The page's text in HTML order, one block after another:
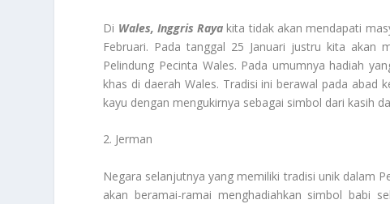
Di Wales, Inggris Raya kita tidak akan mendapati
Februari. Pada tanggal 25 Januari justru kita akan
Pelindung Pecinta Wales. Pada umumnya hadiah
khas di daerah Wales. Tradisi ini berawal pada abad
kayu dengan mengukirnya sebagai simbol dari kasih
2. Jerman
Negara selanjutnya yang memiliki tradisi unik dalam
akan beramai-ramai menghadiahkan simbol babi